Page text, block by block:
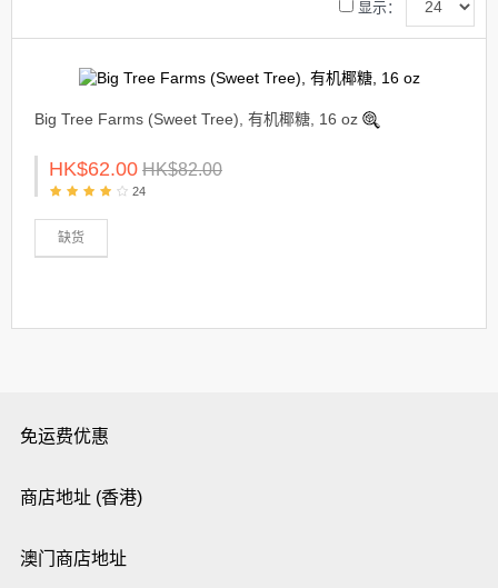
显示：
Big Tree Farms (Sweet Tree), 有机椰糖, 16 oz
HK$62.00 HK$82.00
24
缺货
免运费优惠
商店地址 (香港)
澳门商店地址